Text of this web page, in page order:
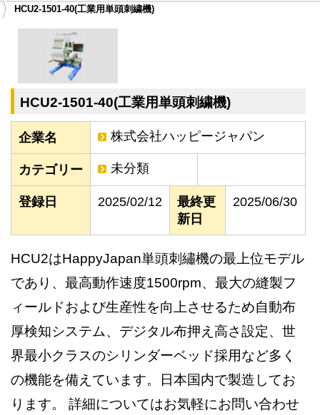
HCU2-1501-40(工業用単頭刺繍機)
HCU2-1501-40(工業用単頭刺繍機)
企業名 株式会社ハッピージャパン
カテゴリー 未分類
登録日 2025/02/12
最終更
新日
2025/06/30
HCU2はHappyJapan単頭刺繡機の最上位モデル
であり、最高動作速度1500rpm、最大の縫製フ
ィールドおよび生産性を向上させるため自動布
厚検知システム、デジタル布押え高さ設定、世
界最小クラスのシリンダーベッド採用など多く
の機能を備えています。日本国内で製造してお
ります。 詳細についてはお気軽にお問い合わせ